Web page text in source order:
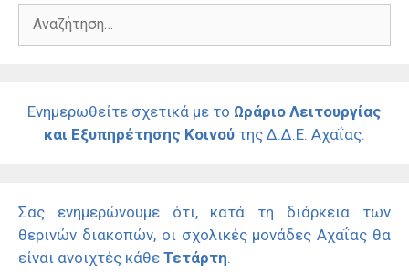
Αναζήτηση
Ενημερωθείτε σχετικά με το Ωράριο Λειτουργίας
και Εξυπηρέτησης Κοινού της Δ.Δ.Ε. Αχαΐας.
Σας ενημερώνουμε ότι, κατά τη διάρκεια των
θερινών διακοπών, οι σχολικές μονάδες Αχαΐας θα
είναι ανοιχτές κάθε Τετάρτη.